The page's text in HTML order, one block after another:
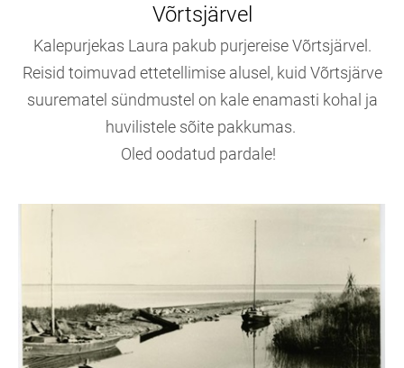
Võrtsjärvel
Kalepurjekas Laura pakub purjereise Võrtsjärvel.
Reisid toimuvad ettetellimise alusel, kuid Võrtsjärve
suurematel sündmustel on kale enamasti kohal ja
huvilistele sõite pakkumas.
Oled oodatud pardale!